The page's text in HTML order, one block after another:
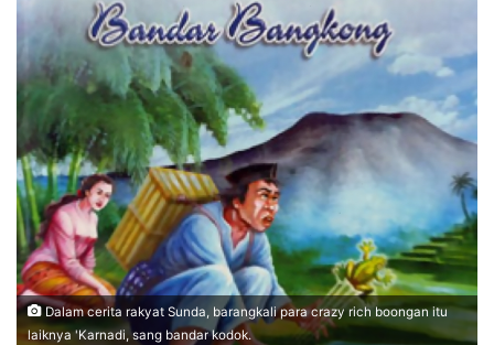
Dalam cerita rakyat Sunda, barangkali para crazy rich boongan itu
laiknya 'Karnadi, sang bandar kodok.